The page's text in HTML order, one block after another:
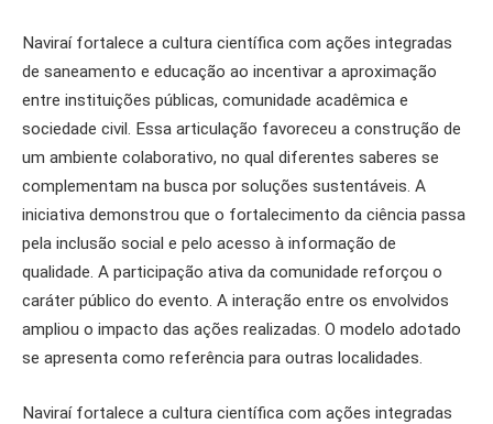
Naviraí fortalece a cultura científica com ações integradas
de saneamento e educação ao incentivar a aproximação
entre instituições públicas, comunidade acadêmica e
sociedade civil. Essa articulação favoreceu a construção de
um ambiente colaborativo, no qual diferentes saberes se
complementam na busca por soluções sustentáveis. A
iniciativa demonstrou que o fortalecimento da ciência passa
pela inclusão social e pelo acesso à informação de
qualidade. A participação ativa da comunidade reforçou o
caráter público do evento. A interação entre os envolvidos
ampliou o impacto das ações realizadas. O modelo adotado
se apresenta como referência para outras localidades.
Naviraí fortalece a cultura científica com ações integradas